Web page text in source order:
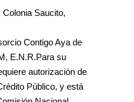
Saucito,
Contigo Aya de
E.N.R.Para su
autorización de
Público, y está